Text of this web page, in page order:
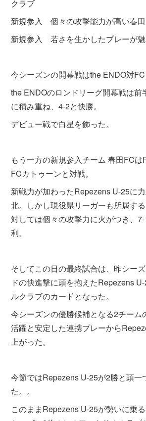
クラブ
新規参入 個々の攻撃能力が高い春
新規参入 若さを生かしたプレーが
今シーズンの開幕戦はthe ENDO対FC
the ENDOのロンドリーグ開幕戦は前
に積み重ね、4-2と快勝。
デビュー戦で白星を飾った。
もう一方の新規参入チーム 春田FCは
FCカトゥーンと対戦。
新戦力が加わったRepezens U-25に
北。しかし現役県リーガーも所属す
対しては個々の攻撃力に火がつき、
利。
そしてこの日の最終試合は、昨シー
ドの快進撃に頭を抱えたRepezens
ルクラブのカードとなった。
今シーズンの優勝候補となる2チーム
活躍と安定した連携プレーから
上がった。
今節ではRepezens U-25が2勝と頭一
た。。
このままRepezens U-25が勢いに乗